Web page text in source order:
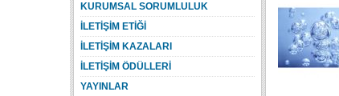
KURUMSAL SORUMLULUK
İLETİŞİM ETİĞİ
İLETİŞİM KAZALARI
İLETİŞİM ÖDÜLLERİ
YAYINLAR